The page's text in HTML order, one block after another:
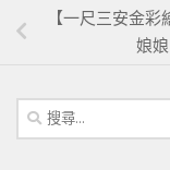
【一尺三安金
娘
搜
尋